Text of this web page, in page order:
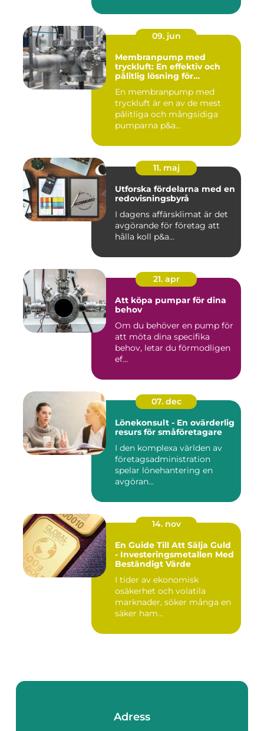
09. jun
Membranpump med
tryckluft: En effektiv och
pålitlig lösning för
En membranpump med
tryckluft är en av de mest
pålitliga och mångsidiga
pumparna p&a...
11. maj
Utforska fördelarna med en
redovisningsbyrå
I dagens affärsklimat är det
avgörande för företag att
hålla koll p&a...
21. apr
Att köpa pumpar för dina
behov
Om du behöver en pump för
att möta dina specifika
behov, letar du förmodligen
ef...
07. dec
Lönekonsult - En ovärderlig
resurs för småföretagare
I den komplexa världen av
företagsadministration
spelar lönehantering en
avgöran...
14. nov
En Guide Till Att Sälja Guld
- Investeringsmetallen Med
Beständigt Värde
I tider av ekonomisk
osäkerhet och volatila
marknader, söker många en
säker ham...
Adress